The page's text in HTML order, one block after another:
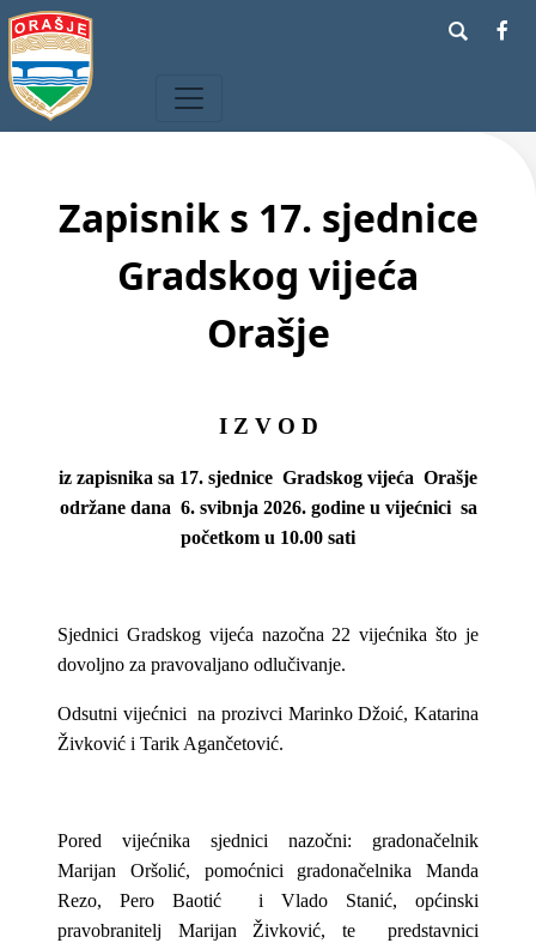
Zapisnik s 17. sjednice
Gradskog vijeća
Orašje
I Z V O D
iz zapisnika sa 17. sjednice Gradskog vijeća Orašje
održane dana 6. svibnja 2026. godine u vijećnici sa
početkom u 10.00 sati
Sjednici Gradskog vijeća nazočna 22 vijećnika što je
dovoljno za pravovaljano odlučivanje.
Odsutni vijećnici na prozivci Marinko Džoić, Katarina
Živković i Tarik Agančetović.
Pored vijećnika sjednici nazočni: gradonačelnik
Marijan Oršolić, pomoćnici gradonačelnika Manda
Rezo, Pero Baotić i Vlado Stanić, općinski
pravobranitelj Marijan Živković, te predstavnici